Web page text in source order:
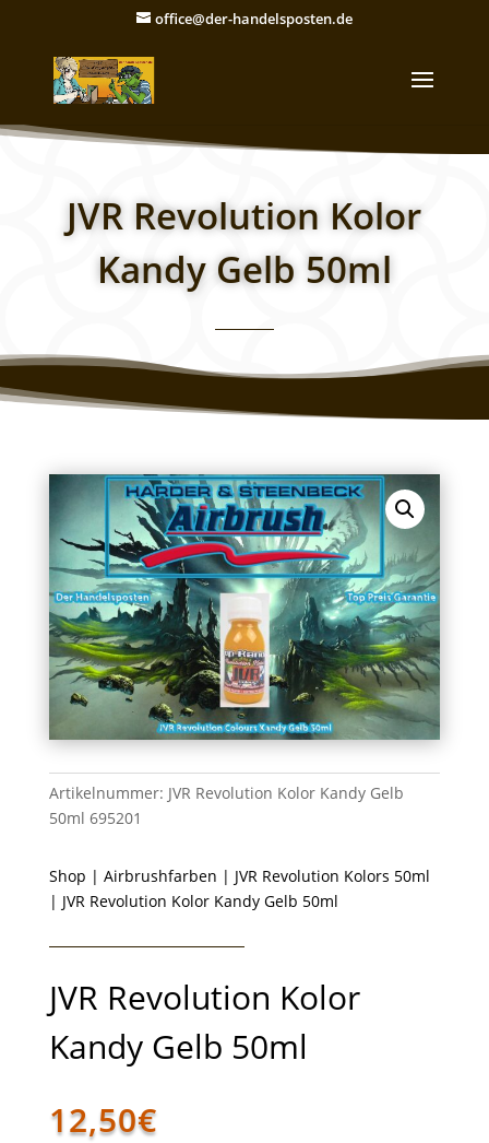
office@der-handelsposten.de
JVR Revolution Kolor
Kandy Gelb 50ml
Artikelnummer: JVR Revolution Kolor Kandy Gelb
50ml 695201
Shop | Airbrushfarben | JVR Revolution Kolors 50ml
| JVR Revolution Kolor Kandy Gelb 50ml
JVR Revolution Kolor
Kandy Gelb 50ml
12,50€